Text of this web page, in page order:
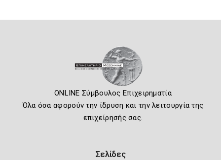
ONLINE Σύμβουλος Επιχειρηματία
Όλα όσα αφορούν την ίδρυση και την λειτουργία της
επιχείρησής σας.
Σελίδες